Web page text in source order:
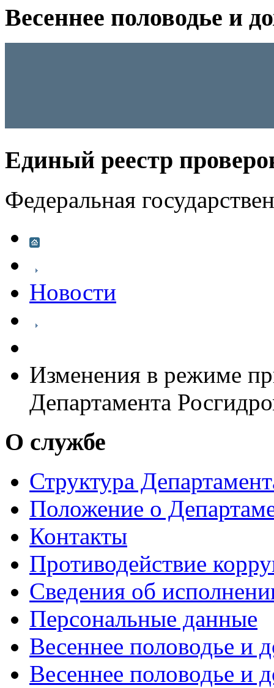
Весеннее половодье и
Единый реестр
Федеральная
Новости
Изменения в режиме
Департамента
О службе
Структура
Положение о
Контакты
Противодействие
Сведения об
Персональные данные
Весеннее половодье и
Весеннее половодье и